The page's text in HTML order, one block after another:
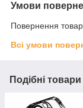
Умови
Повернення
Всі умови
Подібні товари